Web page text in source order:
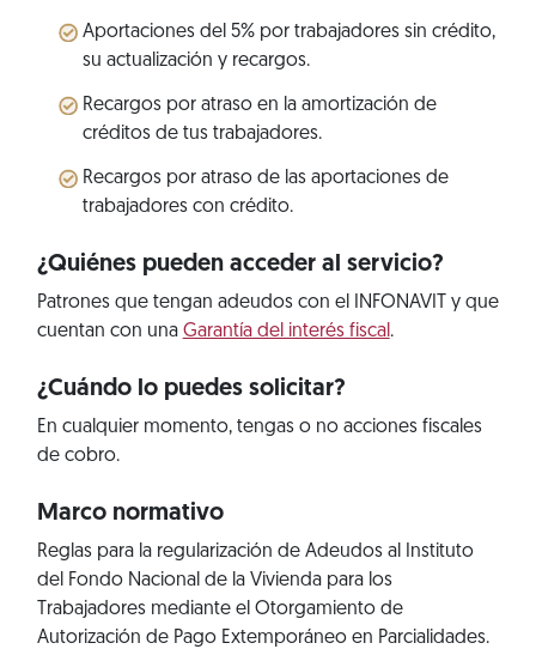
Aportaciones del 5% por trabajadores sin crédito,
su actualización y recargos.
Recargos por atraso en la amortización de
créditos de tus trabajadores.
Recargos por atraso de las aportaciones de
trabajadores con crédito.
¿Quiénes pueden acceder al servicio?
Patrones que tengan adeudos con el INFONAVIT y que
cuentan con una Garantía del interés fiscal .
¿Cuándo lo puedes solicitar?
En cualquier momento, tengas o no acciones fiscales
de cobro.
Marco normativo
Reglas para la regularización de Adeudos al Instituto
del Fondo Nacional de la Vivienda para los
Trabajadores mediante el Otorgamiento de
Autorización de Pago Extemporáneo en Parcialidades.